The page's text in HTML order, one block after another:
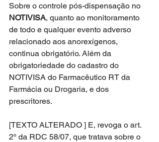
Sobre o controle pós-dispensação no
NOTIVISA, quanto ao monitoramento
de todo e qualquer evento adverso
relacionado aos anorexígenos,
continua obrigatório. Além da
obrigatoriedade do cadastro do
NOTIVISA do Farmacêutico RT da
Farmácia ou Drogaria, e dos
prescritores.
[TEXTO ALTERADO ] E, revoga o art.
2º da RDC 58/07, que tratava sobre o